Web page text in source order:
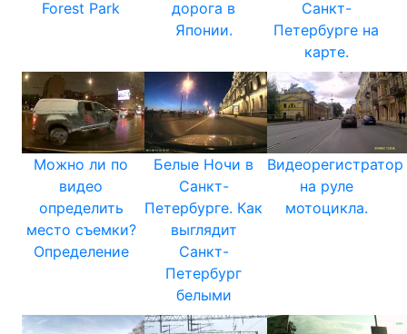
Forest Park
дорога в
Японии.
Санкт-
Петербурге на
карте.
Можно ли по
видео
определить
место съемки?
Определение
Белые Ночи в
Санкт-
Петербурге. Как
выглядит
Санкт-
Петербург
белыми
Видеорегистратор
на руле
мотоцикла.